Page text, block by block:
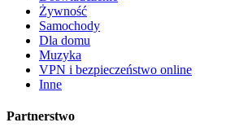
Żywność
Samochody
Dla domu
Muzyka
VPN i bezpieczeństwo online
Inne
Partnerstwo